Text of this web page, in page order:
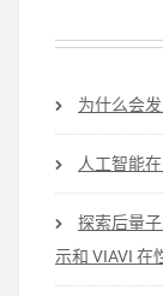
为什么会
人工智能
探索后量
示和 VIAVI 在